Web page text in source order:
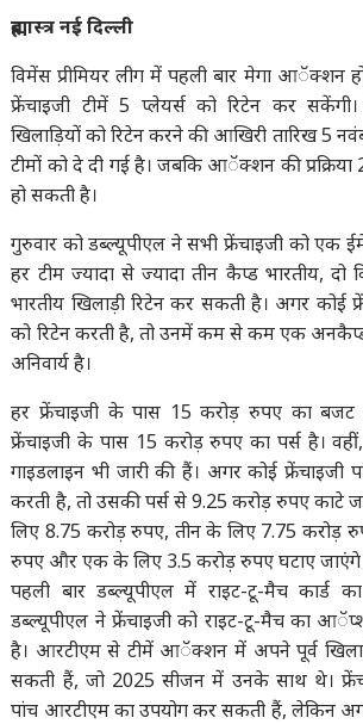
ब्रह्मास्त्र नई दिल्ली
विमेंस प्रीमियर लीग में पहली बार मेगा
फ्रेंचाइजी टीमें 5 प्लेयर्स को रिटेन कर सकेंगी।
खिलाड़ियों को रिटेन करने की आखिरी तारिख 5
टीमों को दे दी गई है। जबकि आॅक्शन की
हो सकती है।
गुरुवार को डब्ल्यूपीएल ने सभी फ्रेंचाइजी को एक
हर टीम ज्यादा से ज्यादा तीन कैप्ड भारतीय,
भारतीय खिलाड़ी रिटेन कर सकती है। अगर कोई
को रिटेन करती है, तो उनमें कम से कम एक अनकैप्ड
अनिवार्य है।
हर फ्रेंचाइजी के पास 15 करोड़ रुपए का
फ्रेंचाइजी के पास 15 करोड़ रुपए का पर्स है।
गाइडलाइन भी जारी की हैं। अगर कोई फ्रेंचाइजी
करती है, तो उसकी पर्स से 9.25 करोड़ रुपए काटे
लिए 8.75 करोड़ रुपए, तीन के लिए 7.75 करोड़
रुपए और एक के लिए 3.5 करोड़ रुपए घटाए
पहली बार डब्ल्यूपीएल में राइट-टू-मैच कार्ड
डब्ल्यूपीएल ने फ्रेंचाइजी को राइट-टू-मैच का
है। आरटीएम से टीमें आॅक्शन में अपने पूर्व
सकती हैं, जो 2025 सीजन में उनके साथ थे।
पांच आरटीएम का उपयोग कर सकती हैं, लेकिन